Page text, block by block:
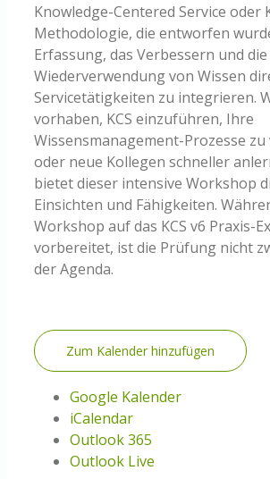
Knowledge-Centered Service oder
Methodologie, die entworfen
Erfassung, das Verbessern und die
Wiederverwendung von Wissen
Servicetätigkeiten zu integrieren.
vorhaben, KCS einzuführen, Ihre
Wissensmanagement-Prozesse
oder neue Kollegen schneller
bietet dieser intensive Workshop
Einsichten und Fähigkeiten.
Workshop auf das KCS v6 Praxis-
vorbereitet, ist die Prüfung nicht
der Agenda.
Zum Kalender hinzufügen
Google Kalender
iCalendar
Outlook 365
Outlook Live